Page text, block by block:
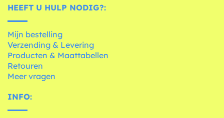
HEEFT U HULP NODIG?:
Mijn bestelling
Verzending & Levering
Producten & Maattabellen
Retouren
Meer vragen
INFO: